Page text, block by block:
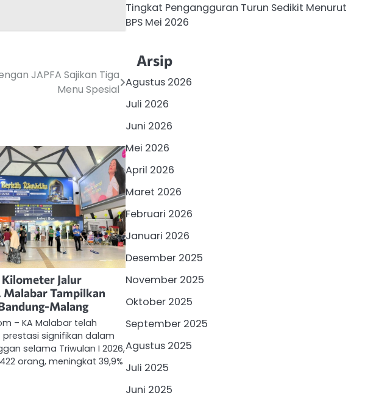
JAPFA Sajikan Tiga
Menu Spesial
Kilometer Jalur
Malabar Tampilkan
Malang
– KA Malabar telah
signifikan dalam
selama Triwulan I 2026,
orang, meningkat 39,9%
Tingkat Pengangguran Turun Sedikit Menurut
BPS Mei 2026
Arsip
Agustus 2026
Juli 2026
Juni 2026
Mei 2026
April 2026
Maret 2026
Februari 2026
Januari 2026
Desember 2025
November 2025
Oktober 2025
September 2025
Agustus 2025
Juli 2025
Juni 2025